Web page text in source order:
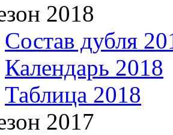
2018
Состав дубля
Календарь 2018
Таблица 2018
2017